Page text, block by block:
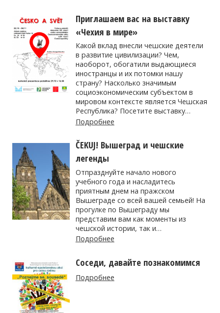
Приглашаем вас на выставку
«Чехия в мире»
Какой вклад внесли чешские деятели
в развитие цивилизации? Чем,
наоборот, обогатили выдающиеся
иностранцы и их потомки нашу
страну? Насколько значимым
социоэкономическим субъектом в
мировом контексте является Чешская
Республика? Посетите выставку…
Подробнее
ČEKUJ! Вышеград и чешские
легенды
Отпразднуйте начало нового
учебного года и насладитесь
приятным днем на пражском
Вышеграде со всей вашей семьей! На
прогулке по Вышеграду мы
представим вам как моменты из
чешской истории, так и…
Подробнее
Соседи, давайте познакомимся
Подробнее